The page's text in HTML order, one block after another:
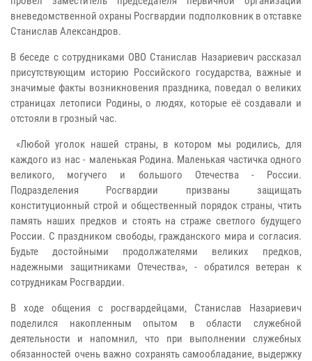
вневедомственной охраны Росгвардии подполковник в отставке
Станислав Александров.
В беседе с сотрудниками ОВО Станислав Назариевич рассказал
присутствующим историю Российского государства, важные и
значимые факты возникновения праздника, поведал о великих
страницах летописи Родины, о людях, которые её создавали и
отстояли в грозный час.
«Любой уголок нашей страны, в котором мы родились, для
каждого из нас - маленькая Родина. Маленькая частичка одного
великого, могучего и большого Отечества - России.
Подразделения Росгвардии призваны защищать
конституционный строй и общественный порядок страны, чтить
память наших предков и стоять на страже светлого будущего
России. С праздником свободы, гражданского мира и согласия.
Будьте достойными продолжателями великих предков,
надежными защитниками Отечества», - обратился ветеран к
сотрудникам Росгвардии.
В ходе общения с росгвардейцами, Станислав Назариевич
поделился накопленным опытом в области служебной
деятельности и напомнил, что при выполнении служебных
обязанностей очень важно сохранять самообладание, выдержку